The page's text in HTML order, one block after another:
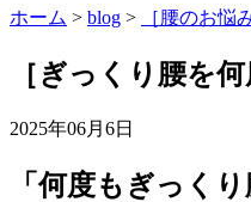
ホーム > blog > ［腰のお悩
［ぎっくり腰を
2025年06月6日
「何度もぎっく